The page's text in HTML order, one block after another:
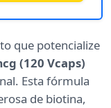
que potencialize
(120 Vcaps)
Esta fórmula
de biotina,